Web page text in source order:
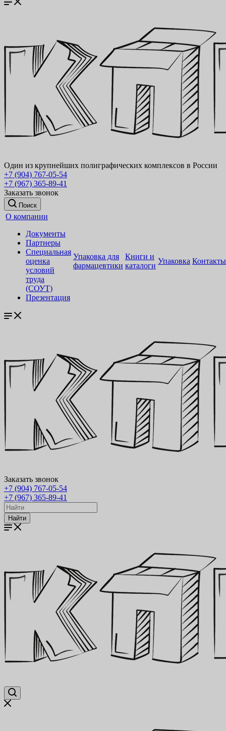
Один из крупнейших полиграфических комплексов в России
+7 (904) 767-05-54
+7 (967) 365-89-41
Заказать звонок
Поиск
О компании
Документы
Партнеры
Специальная
оценка
условий
труда
(СОУТ)
Презентация
Упаковка для
фармацевтики
Книги и
каталоги
Упаковка Контакты
Заказать звонок
+7 (904) 767-05-54
+7 (967) 365-89-41
Найти